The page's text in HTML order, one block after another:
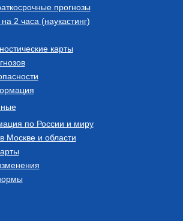
прогнозы
2 часа (наукастинг)
карты
по России и миру
Москве и области